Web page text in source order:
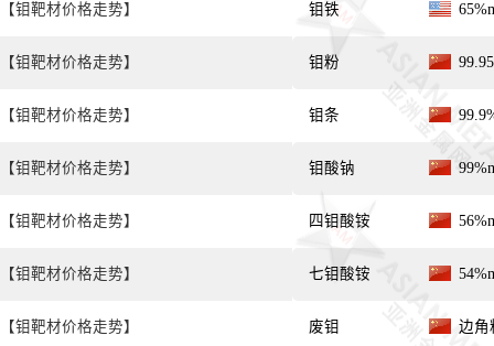
【钼靶材价格走势】
【钼靶材价格走势】
【钼靶材价格走势】
【钼靶材价格走势】
【钼靶材价格走势】
【钼靶材价格走势】
【钼靶材价格走势】
钼铁
钼粉
钼条
钼酸钠
四钼酸铵
七钼酸铵
废钼 边角